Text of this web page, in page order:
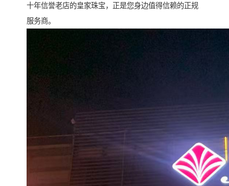
十年信誉老店的皇家珠宝，正是您身边值得信赖的正规
服务商。